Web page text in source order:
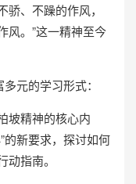
、不躁的作风，
风。”这一精神至今
元的学习形式：
坡精神的核心内
的新要求，探讨如何
指南。